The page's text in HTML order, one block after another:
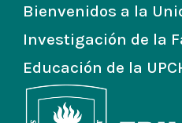
Bienvenidos a la
Investigación de la
Educación de la